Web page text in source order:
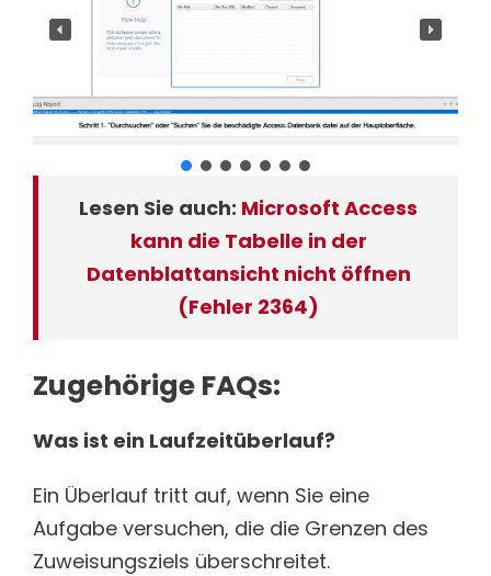
Lesen Sie auch: Microsoft Access
kann die Tabelle in der
Datenblattansicht nicht öffnen
(Fehler 2364)
Zugehörige FAQs:
Was ist ein Laufzeitüberlauf?
Ein Überlauf tritt auf, wenn Sie eine
Aufgabe versuchen, die die Grenzen des
Zuweisungsziels überschreitet.